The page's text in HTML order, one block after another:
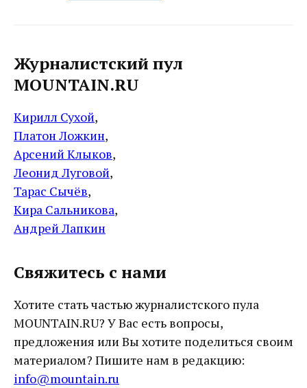
Журналистский пул
MOUNTAIN.RU
Кирилл Сухой,
Платон Ложкин,
Арсений Клыков,
Леонид Луговой,
Тарас Сычёв,
Кира Сальникова,
Андрей Лапкин
Свяжитесь с нами
Хотите стать частью журналистского пула
MOUNTAIN.RU? У Вас есть вопросы,
предложения или Вы хотите поделиться своим
материалом? Пишите нам в редакцию:
info@mountain.ru